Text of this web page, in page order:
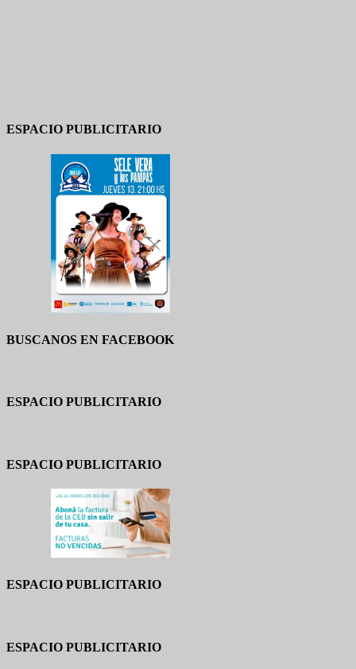
ESPACIO PUBLICITARIO
BUSCANOS EN FACEBOOK
ESPACIO PUBLICITARIO
ESPACIO PUBLICITARIO
ESPACIO PUBLICITARIO
ESPACIO PUBLICITARIO